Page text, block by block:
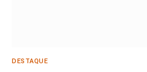
DESTAQUE